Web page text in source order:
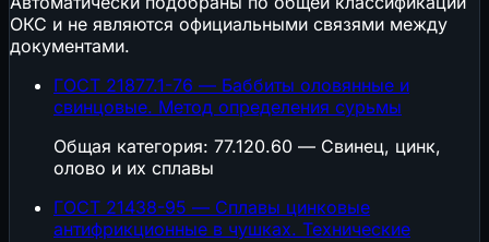
ОКС и не являются официальными связями между
документами.
ГОСТ 21877.1-76 — Баббиты оловянные и
свинцовые. Метод определения сурьмы
Общая категория: 77.120.60 — Свинец, цинк,
олово и их сплавы
ГОСТ 21438-95 — Сплавы цинковые
антифрикционные в чушках. Технические